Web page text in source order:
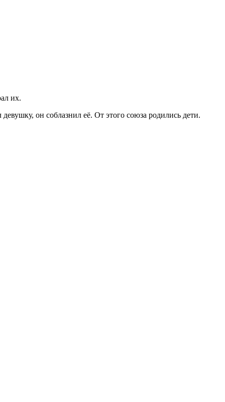
их.
он соблазнил её. От этого союза родились дети.